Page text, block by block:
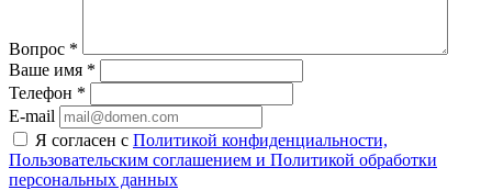
Вопрос *
Ваше имя *
Телефон *
E-mail
Я согласен с Политикой конфиденциальности,
Пользовательским соглашением и Политикой обработки
персональных данных